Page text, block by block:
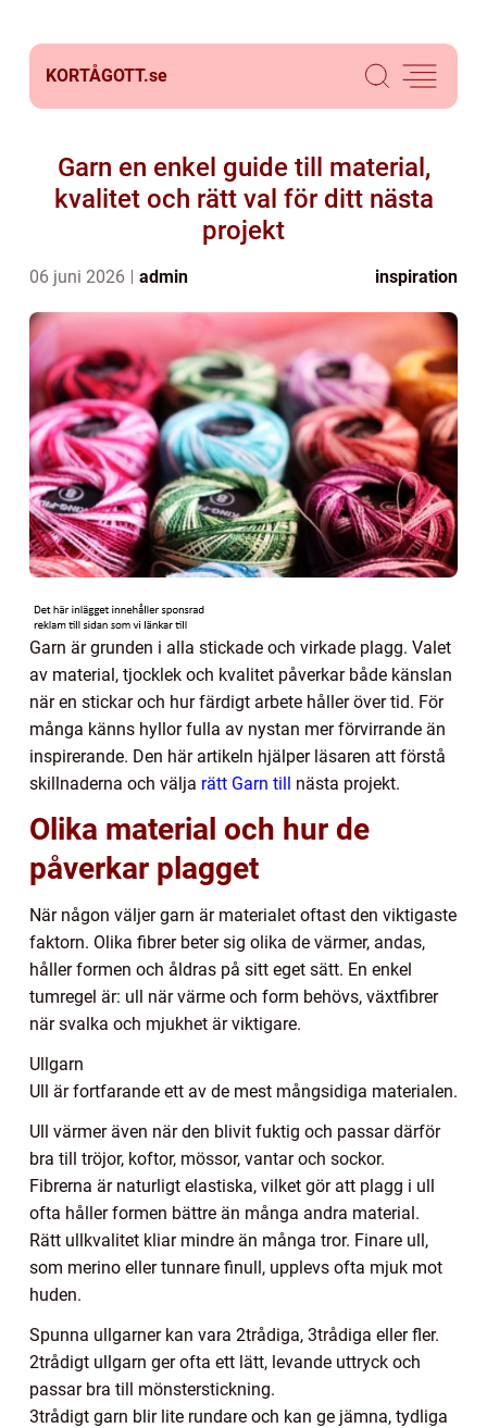
KORTÅGOTT.se
Garn en enkel guide till material,
kvalitet och rätt val för ditt nästa
projekt
06 juni 2026 admin inspiration
Garn är grunden i alla stickade och virkade plagg. Valet
av material, tjocklek och kvalitet påverkar både känslan
när en stickar och hur färdigt arbete håller över tid. För
många känns hyllor fulla av nystan mer förvirrande än
inspirerande. Den här artikeln hjälper läsaren att förstå
skillnaderna och välja rätt Garn till nästa projekt.
Olika material och hur de
påverkar plagget
När någon väljer garn är materialet oftast den viktigaste
faktorn. Olika fibrer beter sig olika de värmer, andas,
håller formen och åldras på sitt eget sätt. En enkel
tumregel är: ull när värme och form behövs, växtfibrer
när svalka och mjukhet är viktigare.
Ullgarn
Ull är fortfarande ett av de mest mångsidiga materialen.
Ull värmer även när den blivit fuktig och passar därför
bra till tröjor, koftor, mössor, vantar och sockor.
Fibrerna är naturligt elastiska, vilket gör att plagg i ull
ofta håller formen bättre än många andra material.
Rätt ullkvalitet kliar mindre än många tror. Finare ull,
som merino eller tunnare finull, upplevs ofta mjuk mot
huden.
Spunna ullgarner kan vara 2trådiga, 3trådiga eller fler.
2trådigt ullgarn ger ofta ett lätt, levande uttryck och
passar bra till mönsterstickning.
3trådigt garn blir lite rundare och kan ge jämna, tydliga